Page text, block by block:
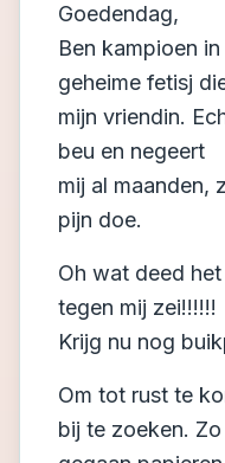
Goedendag,
Ben kampioen
geheime fetisj
mijn vriendin.
beu en negeert
mij al maanden,
pijn doe.
Oh wat deed
tegen mij zei!!!!!!
Krijg nu nog
Om tot rust te
bij te zoeken.